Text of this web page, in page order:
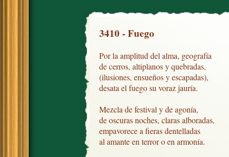
3410 - Fuego
Por la amplitud del alma, geografía
de cerros, altiplanos y quebradas,
(ilusiones, ensueños y escapadas),
desata el fuego su voraz jauría.
Mezcla de festival y de agonía,
de oscuras noches, claras alboradas,
empavorece a fieras dentelladas
al amante en terror o en armonía.